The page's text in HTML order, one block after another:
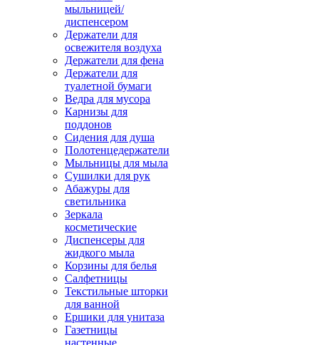
мыльницей/
диспенсером
Держатели для
освежителя воздуха
Держатели для фена
Держатели для
туалетной бумаги
Ведра для мусора
Карнизы для
поддонов
Сидения для душа
Полотенцедержатели
Мыльницы для мыла
Сушилки для рук
Абажуры для
светильника
Зеркала
косметические
Диспенсеры для
жидкого мыла
Корзины для белья
Салфетницы
Текстильные шторки
для ванной
Ершики для унитаза
Газетницы
настенные